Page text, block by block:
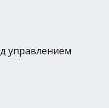
управлением